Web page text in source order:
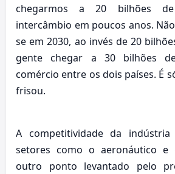
chegarmos a 20 bilhões
intercâmbio em poucos anos.
se em 2030, ao invés de 20
gente chegar a 30 bilhões
comércio entre os dois países. É
frisou.
A competitividade da
setores como o aeronáutico e
outro ponto levantado pelo